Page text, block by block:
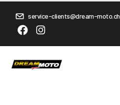
service-clients@dream-moto.ch